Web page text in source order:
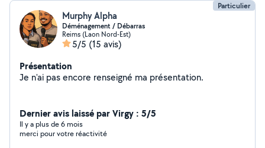
Particulier
Murphy Alpha
Déménagement / Débarras
Reims (Laon Nord-Est)
5/5 (15 avis)
Présentation
Je n'ai pas encore renseigné ma présentation.
Dernier avis laissé par Virgy : 5/5
Il y a plus de 6 mois
merci pour votre réactivité